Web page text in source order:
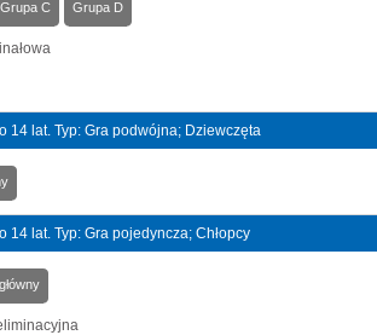
Grupa C Grupa D
14 lat. Typ: Gra podwójna; Dziewczęta
14 lat. Typ: Gra pojedyncza; Chłopcy